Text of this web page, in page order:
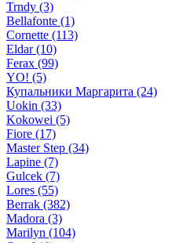
Trndy (3)
Bellafonte (1)
Cornette (113)
Eldar (10)
Ferax (99)
YO! (5)
Купальники Маргарита (24)
Uokin (33)
Kokowei (5)
Fiore (17)
Master Step (34)
Lapine (7)
Gulcek (7)
Lores (55)
Berrak (382)
Madora (3)
Marilyn (104)